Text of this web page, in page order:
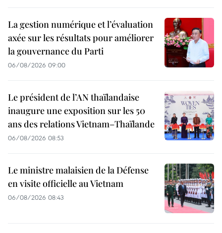
La gestion numérique et l’évaluation
axée sur les résultats pour améliorer
la gouvernance du Parti
06/08/2026 09:00
Le président de l’AN thaïlandaise
inaugure une exposition sur les 50
ans des relations Vietnam–Thaïlande
06/08/2026 08:53
Le ministre malaisien de la Défense
en visite officielle au Vietnam
06/08/2026 08:43